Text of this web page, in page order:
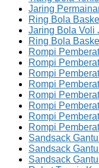
Jaring
Ring Bola
Jaring Bola Voli
Ring Bola
Rompi
Rompi
Rompi
Rompi
Rompi
Rompi
Rompi
Rompi
Sandsack
Sandsack
Sandsack